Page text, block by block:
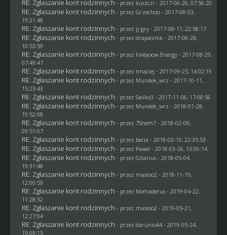
RE: Zgłaszanie kont rodzinnych - przez kuszczi - 2017-06-26, 07:56:20
RE: Zgłaszanie kont rodzinnych - przez Grzechoo- 2017-08-03,
19:21:48
RE: Zgłaszanie kont rodzinnych - przez jj-gry- 2017-08-11, 22:58:17
RE: Zgłaszanie kont rodzinnych - przez drapieznik- 2017-08-28,
10:53:59
RE: Zgłaszanie kont rodzinnych - przez Faleyoow Energy- 2017-08-29,
07:49:47
RE: Zgłaszanie kont rodzinnych - przez tmaciej - 2017-09-25, 14:02:19
RE: Zgłaszanie kont rodzinnych - przez Mundek_wrz - 2017-10-11,
15:23:43
RE: Zgłaszanie kont rodzinnych - przez Saiiko3 - 2017-11-06, 17:08:56
RE: Zgłaszanie kont rodzinnych - przez Mundek_wrz - 2018-01-28,
19:52:08
RE: Zgłaszanie kont rodzinnych - przez 7Shem7- 2018-02-09,
09:51:07
RE: Zgłaszanie kont rodzinnych - przez becia - 2018-02-10, 22:35:53
RE: Zgłaszanie kont rodzinnych - przez Pawel - 2018-03-26, 13:06:14
RE: Zgłaszanie kont rodzinnych - przez Gitarius- 2018-05-04,
19:31:48
RE: Zgłaszanie kont rodzinnych - przez masloo2 - 2018-11-19,
12:00:59
RE: Zgłaszanie kont rodzinnych - przez Nomaderus- 2019-04-22,
11:28:52
RE: Zgłaszanie kont rodzinnych - przez masloo2 - 2019-05-21,
12:27:04
RE: Zgłaszanie kont rodzinnych - przez darunio44- 2019-05-24,
19:09:15